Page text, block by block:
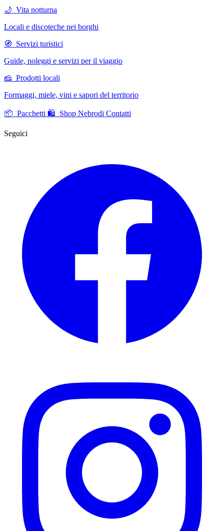
🌙 Vita notturna
Locali e discoteche nei borghi
🧭 Servizi turistici
Guide, noleggi e servizi per il viaggio
🧀 Prodotti locali
Formaggi, miele, vini e sapori del territorio
📦 Pacchetti 🛍️ Shop Nebrodi Contatti
Seguici